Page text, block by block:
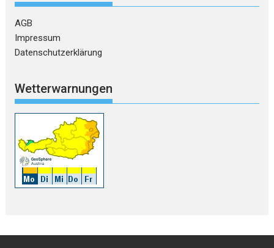
AGB
Impressum
Datenschutzerklärung
Wetterwarnungen